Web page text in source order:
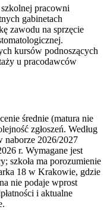
pracowni
gabinetach
zawodu na sprzęcie
kursów podnoszących
u pracodawców
średnie (matura nie
zgłoszeń. Według
naborze 2026/2027
r. Wymagane jest
szkoła ma porozumienie
18 w Krakowie, gdzie
nie podaje wprost
i aktualne